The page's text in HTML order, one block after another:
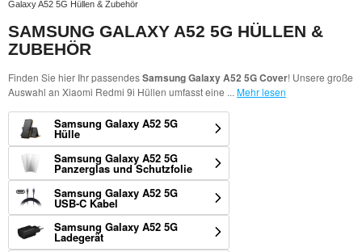
Galaxy A52 5G Hüllen & Zubehör
SAMSUNG GALAXY A52 5G HÜLLEN &
ZUBEHÖR
Finden Sie hier Ihr passendesSamsung Galaxy A52 5G Cover! Unsere große
Auswahl an Xiaomi Redmi 9i Hüllen umfasst eine ... Mehr lesen
Samsung Galaxy A52 5G
Hülle
Samsung Galaxy A52 5G
Panzerglas und Schutzfolie
Samsung Galaxy A52 5G
USB-C Kabel
Samsung Galaxy A52 5G
Ladegerät